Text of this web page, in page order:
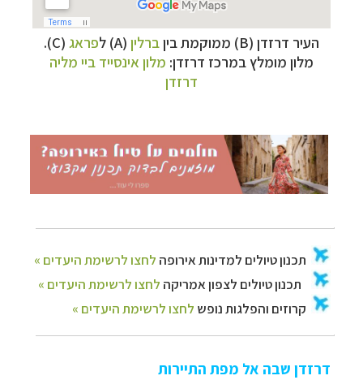
העיר דרזדן (B) ממוקמת בין ברלין (A) ל פראג (C).
מלון מומלץ במרכז דרזדן: מלון אינסייד ביי מליה
דרזדן
דרזדן שבה אל מפת התיירות